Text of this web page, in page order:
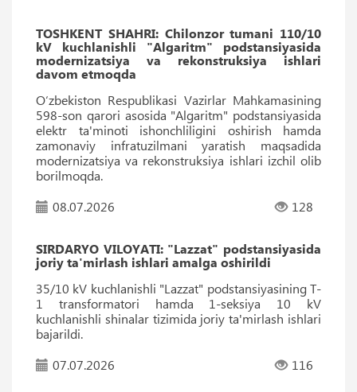
TOSHKENT SHAHRI: Chilonzor tumani 110/10
kV kuchlanishli "Algaritm" podstansiyasida
modernizatsiya va rekonstruksiya ishlari
davom etmoqda
O‘zbekiston Respublikasi Vazirlar Mahkamasining
598-son qarori asosida "Algaritm" podstansiyasida
elektr ta'minoti ishonchliligini oshirish hamda
zamonaviy infratuzilmani yaratish maqsadida
modernizatsiya va rekonstruksiya ishlari izchil olib
borilmoqda.
08.07.2026
128
SIRDARYO VILOYATI: "Lazzat" podstansiyasida
joriy ta'mirlash ishlari amalga oshirildi
35/10 kV kuchlanishli "Lazzat" podstansiyasining T-
1 transformatori hamda 1-seksiya 10 kV
kuchlanishli shinalar tizimida joriy ta'mirlash ishlari
bajarildi.
07.07.2026
116